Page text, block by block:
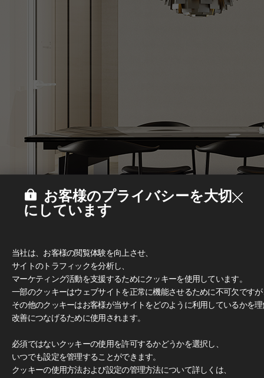
Deco Film
お客様のプライバシーを大切
にしています
当社は、お客様の閲覧体験を向上させ、
サイトのトラフィックを分析し、
マーケティング活動を支援するためにクッキーを使用しています。
一部のクッキーはウェブサイトを正常に機能させるために不可欠です
その他のクッキーはお客様が当サイトをどのように利用しているかを
改善につなげるために使用されます。
必須ではないクッキーの使用を許可するかどうかを選択し、
いつでも設定を管理することができます。
クッキーの使用方法および設定の管理方法について詳しくは、